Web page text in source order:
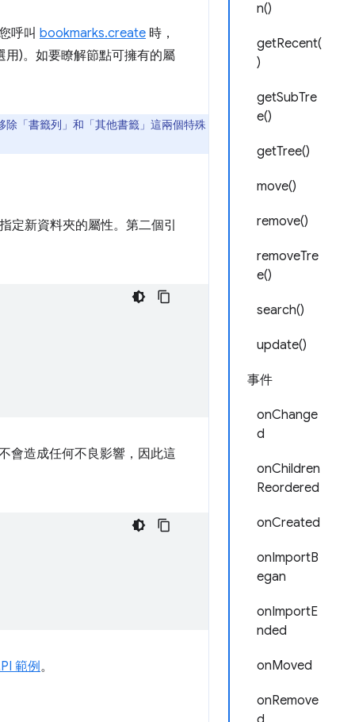
n()
getRecent(
)
getSubTre
e()
getTree()
move()
remove()
removeTre
e()
search()
update()
事件
onChange
d
onChildren
Reordered
onCreated
onImportB
egan
onImportE
nded
onMoved
onRemove
呼叫 bookmarks.create 時，
用)。如要瞭解節點可擁有的屬
除「書籤列」和「其他書籤」這兩個特殊
定新資料夾的屬性。第二個引
會造成任何不良影響，因此這
範例。